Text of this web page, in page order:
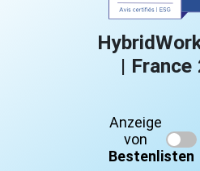
| France
Anzeige
von
Bestenlisten